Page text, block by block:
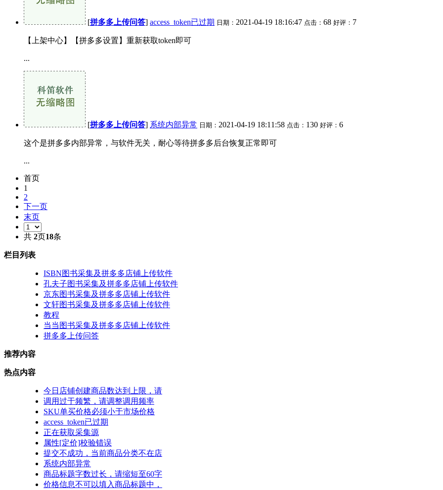
[拼多多上传问答] access_token已过期 日期： 2021-04-19 18:16:47 点击： 68 好评： 7
【上架中心】【拼多多设置】重新获取token即可
...
[拼多多上传问答] 系统内部异常 日期： 2021-04-19 18:11:58 点击： 130 好评： 6
这个是拼多多内部异常，与软件无关，耐心等待拼多多后台恢复正常即可
...
首页
1
2
下一页
末页
共 2页18条
栏目列表
ISBN图书采集及拼多多店铺上传软件
孔夫子图书采集及拼多多店铺上传软件
京东图书采集及拼多多店铺上传软件
文轩图书采集及拼多多店铺上传软件
教程
当当图书采集及拼多多店铺上传软件
拼多多上传问答
推荐内容
热点内容
今日店铺创建商品数达到上限，请
调用过于频繁，请调整调用频率
SKU单买价格必须小于市场价格
access_token已过期
正在获取采集源
属性[定价]校验错误
提交不成功，当前商品分类不在店
系统内部异常
商品标题字数过长，请缩短至60字
价格信息不可以填入商品标题中，